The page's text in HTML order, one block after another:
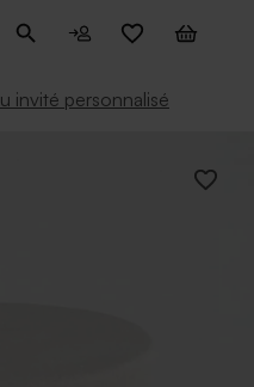
invité personnalisé